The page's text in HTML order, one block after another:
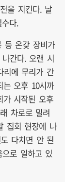
을 지킨다. 날
다.
등 온갖 장비가
간다. 오랜 시
리에 무리가 간
는 오후 10시까
가 시작된 오후
차로로 밀려
집회 현장에 나
다치면 안 된
로 일하고 있